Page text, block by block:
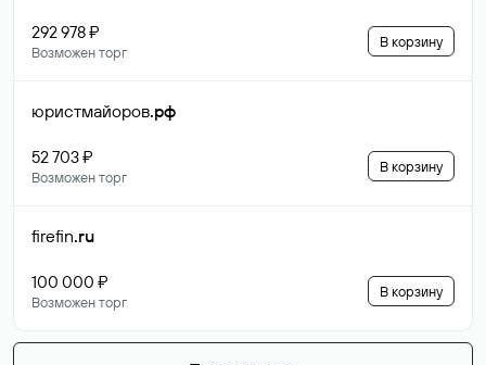
292 978 ₽
Возможен торг
В корзину
юристмайоров.рф
52 703 ₽
Возможен торг
В корзину
firefin.ru
100 000 ₽
Возможен торг
В корзину